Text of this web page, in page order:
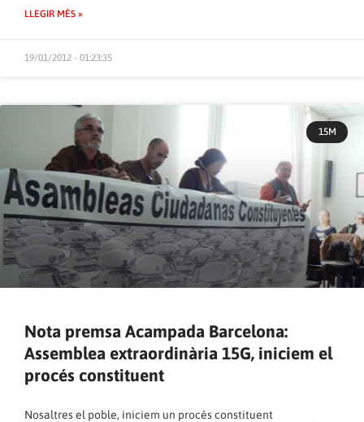
LLEGIR MÉS »
19/01/2012 - 01:23:35
15M
Nota premsa Acampada Barcelona:
Assemblea extraordinària 15G, iniciem el
procés constituent
Nosaltres el poble, iniciem un procés constituent